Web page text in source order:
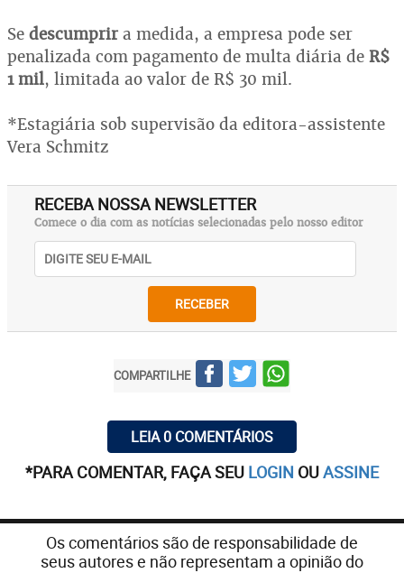
Se descumprir a medida, a empresa pode ser
penalizada com pagamento de multa diária de R$
1 mil, limitada ao valor de R$ 30 mil.
*Estagiária sob supervisão da editora-assistente
Vera Schmitz
RECEBA NOSSA NEWSLETTER
Comece o dia com as notícias selecionadas pelo nosso editor
RECEBER
COMPARTILHE
LEIA 0 COMENTÁRIOS
*PARA COMENTAR, FAÇA SEU LOGIN OUASSINE
Os comentários são de responsabilidade de
seus autores e não representam a opinião do